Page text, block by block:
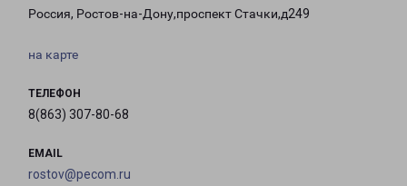
Россия, Ростов-на-Дону,проспект Стачки,д249
на карте
ТЕЛЕФОН
8(863) 307-80-68
EMAIL
rostov@pecom.ru